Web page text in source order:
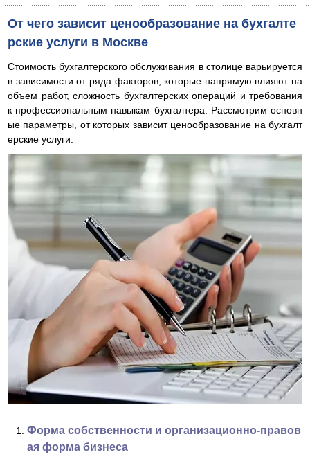
От чего зависит ценообразование на бухгалте
рские услуги в Москве
Стоимость бухгалтерского обслуживания в столице варьируется
в зависимости от ряда факторов, которые напрямую влияют на
объем работ, сложность бухгалтерских операций и требования
к профессиональным навыкам бухгалтера. Рассмотрим основн
ые параметры, от которых зависит ценообразование на бухгалт
ерские услуги.
Форма собственности и организационно-правов
ая форма бизнеса